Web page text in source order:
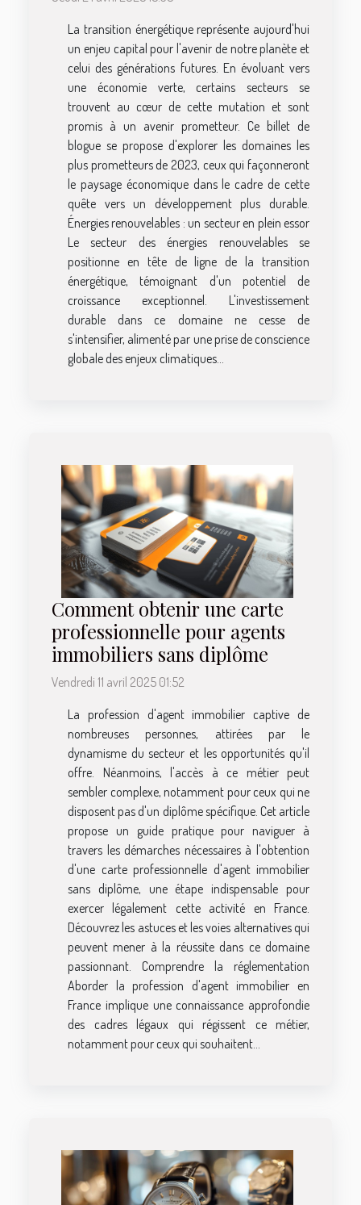
La transition énergétique représente aujourd'hui
un enjeu capital pour l'avenir de notre planète et
celui des générations futures. En évoluant vers
une économie verte, certains secteurs se
trouvent au cœur de cette mutation et sont
promis à un avenir prometteur. Ce billet de
blogue se propose d'explorer les domaines les
plus prometteurs de 2023, ceux qui façonneront
le paysage économique dans le cadre de cette
quête vers un développement plus durable.
Énergies renouvelables : un secteur en plein essor
Le secteur des énergies renouvelables se
positionne en tête de ligne de la transition
énergétique, témoignant d'un potentiel de
croissance exceptionnel. L'investissement
durable dans ce domaine ne cesse de
s'intensifier, alimenté par une prise de conscience
globale des enjeux climatiques...
Comment obtenir une carte
professionnelle pour agents
immobiliers sans diplôme
Vendredi 11 avril 2025 01:52
La profession d'agent immobilier captive de
nombreuses personnes, attirées par le
dynamisme du secteur et les opportunités qu'il
offre. Néanmoins, l'accès à ce métier peut
sembler complexe, notamment pour ceux qui ne
disposent pas d'un diplôme spécifique. Cet article
propose un guide pratique pour naviguer à
travers les démarches nécessaires à l'obtention
d'une carte professionnelle d'agent immobilier
sans diplôme, une étape indispensable pour
exercer légalement cette activité en France.
Découvrez les astuces et les voies alternatives qui
peuvent mener à la réussite dans ce domaine
passionnant. Comprendre la réglementation
Aborder la profession d'agent immobilier en
France implique une connaissance approfondie
des cadres légaux qui régissent ce métier,
notamment pour ceux qui souhaitent...